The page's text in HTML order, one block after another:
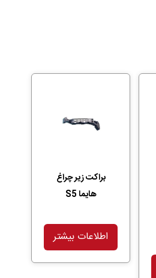
براکت زیر چراغ
هایما S5
اطلاعات بیشتر